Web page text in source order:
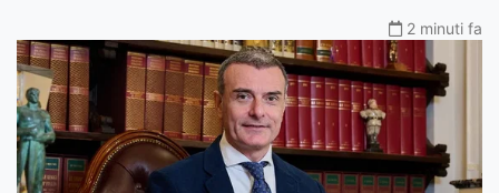
2 minuti fa